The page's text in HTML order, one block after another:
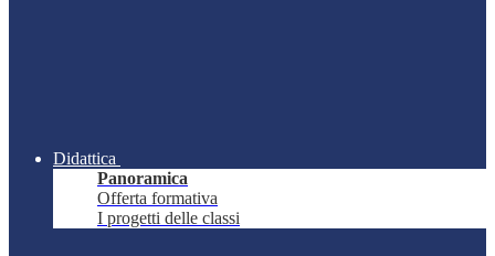
Didattica
Panoramica
Offerta formativa
I progetti delle classi